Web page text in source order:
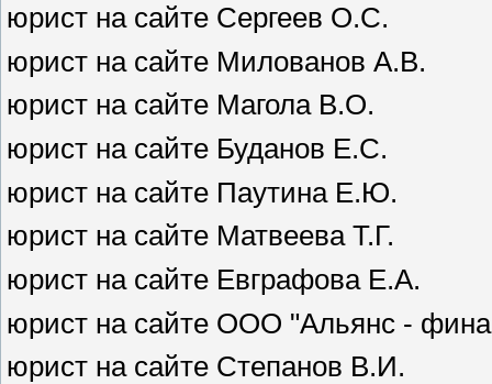
юрист на сайте Сергеев О.С.
юрист на сайте Милованов А.В.
юрист на сайте Магола В.О.
юрист на сайте Буданов Е.С.
юрист на сайте Паутина Е.Ю.
юрист на сайте Матвеева Т.Г.
юрист на сайте Евграфова Е.А.
юрист на сайте ООО "Альянс -
юрист на сайте Степанов В.И.